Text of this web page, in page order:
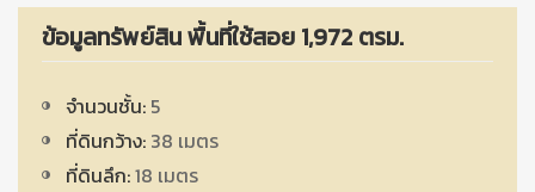
ข้อมูลทรัพย์สิน พื้นที่ใช้สอย 1,972 ตรม.
จำนวนชั้น: 5
ที่ดินกว้าง: 38 เมตร
ที่ดินลึก:18 เมตร